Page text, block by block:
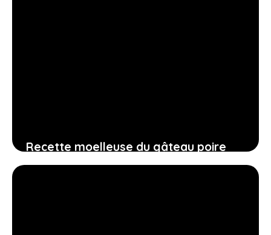
Recette moelleuse du gâteau poire
grand-mère : facile à faire et parfaite